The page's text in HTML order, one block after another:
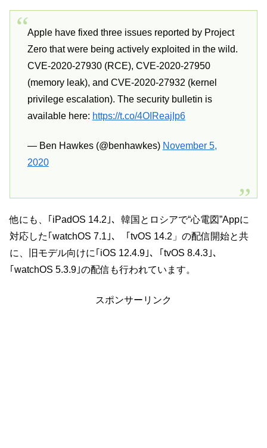
Apple have fixed three issues reported by Project
Zero that were being actively exploited in the wild.
CVE-2020-27930 (RCE), CVE-2020-27950
(memory leak), and CVE-2020-27932 (kernel
privilege escalation). The security bulletin is
available here: https://t.co/4OIReajIp6
— Ben Hawkes (@benhawkes) November 5,
2020
他にも、｢iPadOS 14.2｣、韓国とロシアで“心電図”Appに
対応した｢watchOS 7.1｣、「tvOS 14.2」の配信開始と共
に、旧モデル向けに｢iOS 12.4.9｣、｢tvOS 8.4.3｣、
｢watchOS 5.3.9｣の配信も行われています。
スポンサーリンク